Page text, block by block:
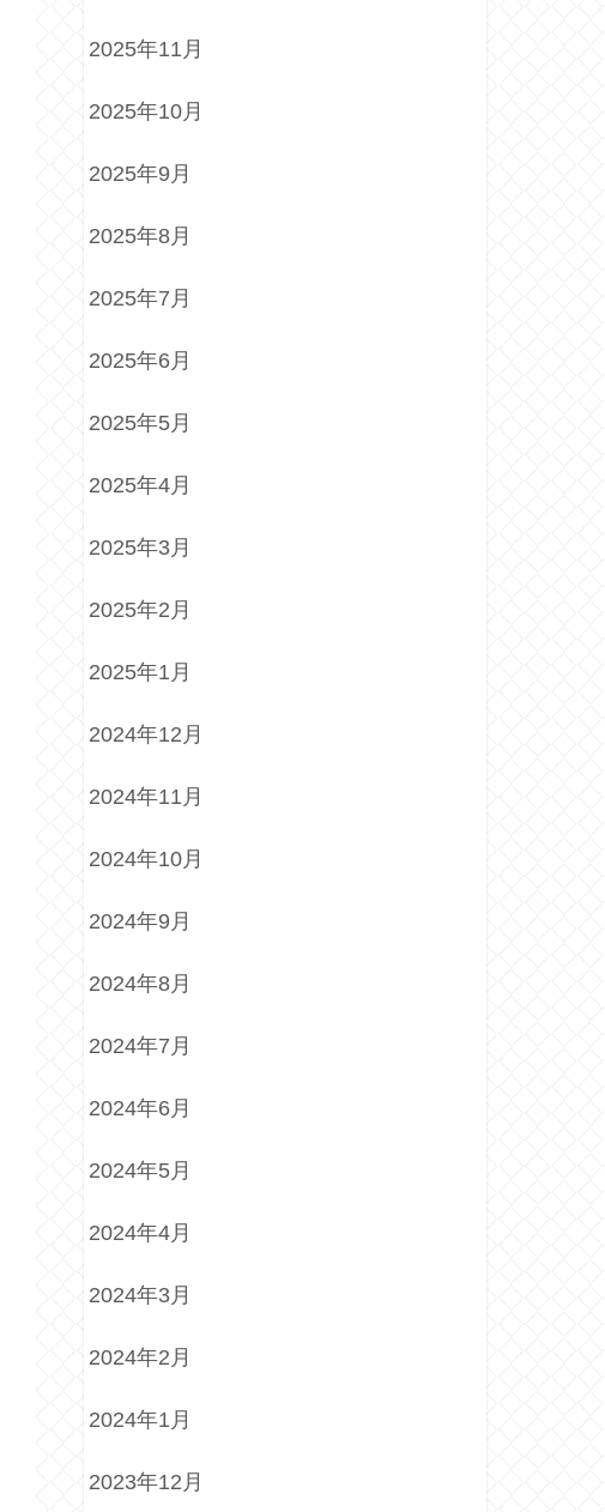
2025年11月
2025年10月
2025年9月
2025年8月
2025年7月
2025年6月
2025年5月
2025年4月
2025年3月
2025年2月
2025年1月
2024年12月
2024年11月
2024年10月
2024年9月
2024年8月
2024年7月
2024年6月
2024年5月
2024年4月
2024年3月
2024年2月
2024年1月
2023年12月